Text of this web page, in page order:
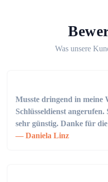
Was unsere
Musste dringend in meine
Schlüsseldienst
sehr günstig. Danke für
Daniela Linz